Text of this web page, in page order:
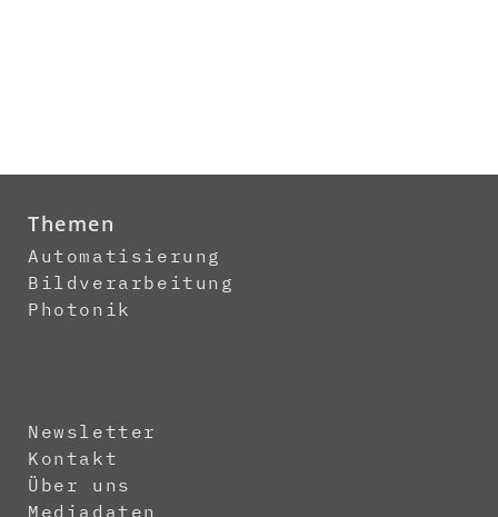
Themen
Automatisierung
Bildverarbeitung
Photonik
Newsletter
Kontakt
Über uns
Mediadaten